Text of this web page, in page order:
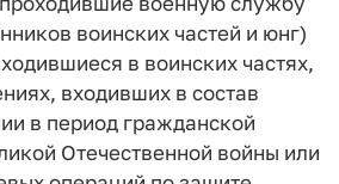
воинских частей и юнг)
в воинских частях,
входивших в состав
в период гражданской
Отечественной войны или